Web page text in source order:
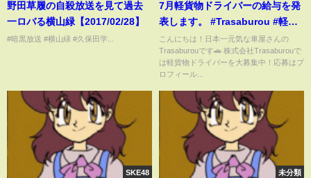
野田草履の自殺放送を見て過去
一ロバる横山緑【2017/02/28】
#暗黒放送 #横山緑 #久保田学...
7月軽貨物ドライバーの給与を発
表します。 #Trasaburou #軽貨
物ドライバー #車屋 #配達 #物流
#ドライバー #求人
こんにちは！日本一元気な車屋さんの
Trasaburouです🚗 株式会社Trasaburouで
は軽貨物ドライバーを大募集中！応募はプ
ロフィール...
SKE48 未分類